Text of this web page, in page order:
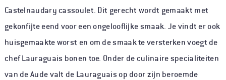
Castelnaudary cassoulet. Dit gerecht wordt gemaakt met
gekonfijte eend voor een ongelooflijke smaak. Je vindt er ook
huisgemaakte worst en om de smaak te versterken voegt de
chef Lauraguais bonen toe. Onder de culinaire specialiteiten
van de Aude valt de Lauraguais op door zijn beroemde